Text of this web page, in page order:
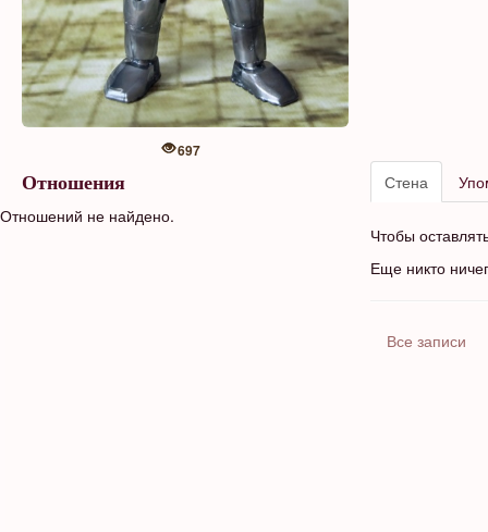
697
Отношения
Отношений не найдено.
Стена
Чтобы
Еще никто
Все записи